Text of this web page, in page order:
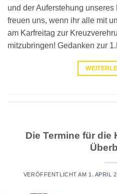
und der Auferstehung
freuen uns, wenn ihr alle mit
am Karfreitag zur
mitzubringen! Gedanken zur
Die Termine für die
VERÖFFENTLICHT AM 1. APRIL